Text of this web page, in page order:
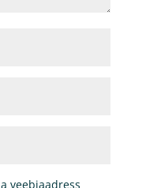
veebiaadress